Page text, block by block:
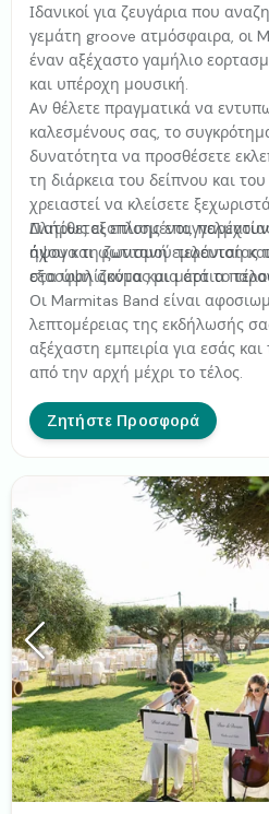
Ιδανικοί για ζευγάρια που
γεμάτη groove ατμόσφαιρα, οι
έναν αξέχαστο γαμήλιο
και υπέροχη μουσική.
Αν θέλετε πραγματικά να
καλεσμένους σας, το
δυνατότητα να προσθέσετε
τη διάρκεια του δείπνου και
χρειαστεί να κλείσετε
Διατίθεται επίσης
άψογα τη ζωντανή εμφάνιση
στα ύψη ακόμα και μετά το
Πλήρως εξοπλισμένοι,
ήχου και φωτισμού τελευταίας
εξασφαλίζοντας μια άρτια
Οι Marmitas Band είναι
λεπτομέρειας της εκδήλωσής
αξέχαστη εμπειρία για εσάς
από την αρχή μέχρι το τέλος.
Ζητήστε Προσφορά